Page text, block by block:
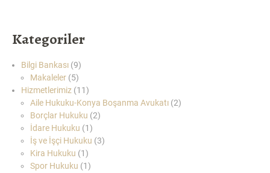
Kategoriler
Bilgi Bankası (9)
Makaleler (5)
Hizmetlerimiz (11)
Aile Hukuku-Konya Boşanma Avukatı (2)
Borçlar Hukuku (2)
İdare Hukuku (1)
İş ve İşçi Hukuku (3)
Kira Hukuku (1)
Spor Hukuku (1)